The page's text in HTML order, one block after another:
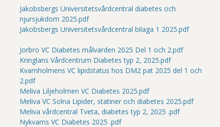
Jakobsbergs Universitetsvårdcentral diabetes och
njursjukdom 2025.pdf
Jakobsbergs Universitetsvårdcentral bilaga 1 2025.pdf
Jorbro VC Diabetes målvärden 2025 Del 1 och 2.pdf
Kringlans Vårdcentrum Diabetes typ 2, 2025.pdf
Kvarnholmens VC lipidstatus hos DM2 pat 2025 del 1 och
2.pdf
Meliva Liljeholmen VC Diabetes 2025.pdf
Meliva VC Solna Lipider, statiner och diabetes 2025.pdf
Meliva vårdcentral Tveta, diabetes typ 2, 2025 .pdf
Nykvarns VC Diabetes 2025 .pdf